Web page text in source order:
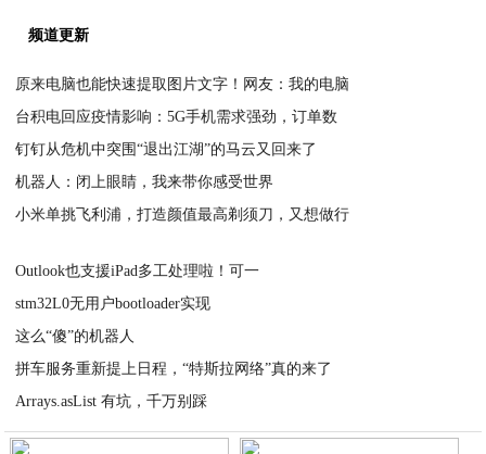
频道更新
原来电脑也能快速提取图片文字！网友：我的电脑
台积电回应疫情影响：5G手机需求强劲，订单数
钉钉从危机中突围“退出江湖”的马云又回来了
机器人：闭上眼睛，我来带你感受世界
小米单挑飞利浦，打造颜值最高剃须刀，又想做行
Outlook也支援iPad多工处理啦！可一
stm32L0无用户bootloader实现
这么“傻”的机器人
拼车服务重新提上日程，“特斯拉网络”真的来了
Arrays.asList 有坑，千万别踩
2020-03-23